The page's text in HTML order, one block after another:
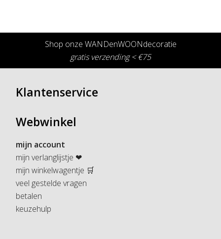
Shop onze WANDenWOONdecoratie
gratis verzending < €75
Klantenservice
Webwinkel
mijn account
mijn verlanglijstje ❤
mijn winkelwagentje 🛒
veel gestelde vragen
betalen
keuzehulp